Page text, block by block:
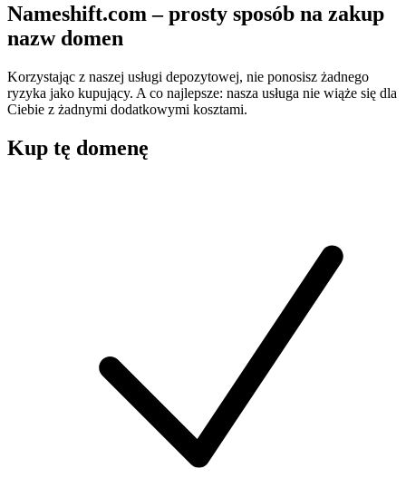
Nameshift.com – prosty sposób na zakup
nazw domen
Korzystając z naszej usługi depozytowej, nie ponosisz żadnego
ryzyka jako kupujący. A co najlepsze: nasza usługa nie wiąże się dla
Ciebie z żadnymi dodatkowymi kosztami.
Kup tę domenę